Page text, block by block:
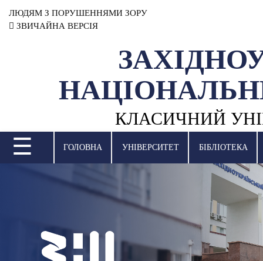
ЛЮДЯМ З ПОРУШЕННЯМИ ЗОРУ
ЗВИЧАЙНА ВЕРСІЯ
КЛАСИЧНИЙ
НАУКОВА ДІЯЛЬНІСТЬ
МІЖНАРОДНА ДІЯЛЬНІСТЬ
ВСТУПНА КАМПАНІЯ
БІБЛІОТЕКА
☰ ГОЛОВНА УНІВЕРСИТЕТ БІБЛІОТЕКА